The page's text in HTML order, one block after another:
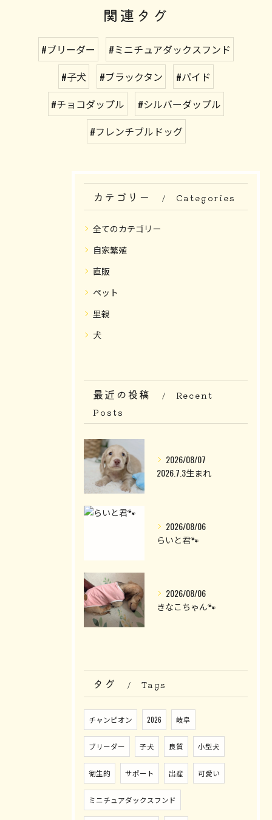
関連タグ
#ブリーダー
#ミニチュアダックスフンド
#子犬
#ブラックタン
#パイド
#チョコダップル
#シルバーダップル
#フレンチブルドッグ
カテゴリー Categories
全てのカテゴリー
自家繁殖
直販
ペット
里親
犬
最近の投稿
Recent
Posts
2026/08/07
2026.7.3生まれ
2026/08/06
らいと君🐾
2026/08/06
きなこちゃん🐾
タグ Tags
チャンピオン 2026 岐阜
ブリーダー 子犬 良質 小型犬
衛生的 サポート 出産 可愛い
ミニチュアダックスフンド